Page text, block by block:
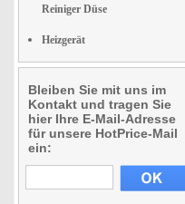
Reiniger Düse
Heizgerät
Bleiben Sie mit uns im
Kontakt und tragen Sie
hier Ihre E-Mail-Adresse
für unsere HotPrice-Mail
ein: